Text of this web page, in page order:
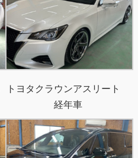
トヨタクラウンアスリート
経年車